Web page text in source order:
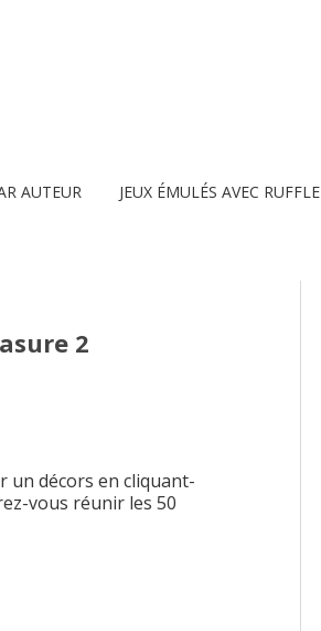
AUTEUR JEUX ÉMULÉS AVEC RUFFLE
2
un décors en cliquant-
vous réunir les 50